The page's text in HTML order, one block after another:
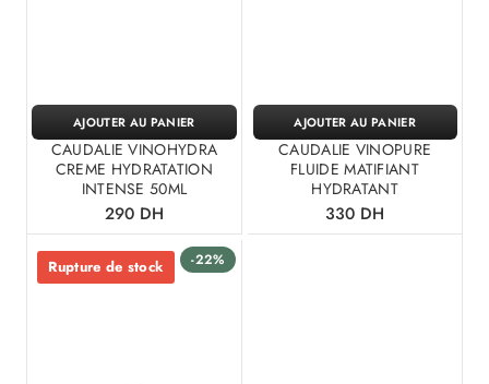
CAUDALIE VINOHYDRA
CREME HYDRATATION
INTENSE 50ML
290 DH
AJOUTER AU PANIER
CAUDALIE VINOPURE
FLUIDE MATIFIANT
HYDRATANT
330 DH
AJOUTER AU PANIER
-22%
Rupture de stock